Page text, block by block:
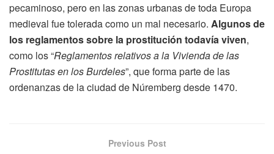
pecaminoso, pero en las zonas urbanas de toda Europa
medieval fue tolerada como un mal necesario. Algunos de
los reglamentos sobre la prostitución todavía viven,
como los “Reglamentos relativos a la Vivienda de las
Prostitutas en los Burdeles”, que forma parte de las
ordenanzas de la ciudad de Núremberg desde 1470.
Previous Post